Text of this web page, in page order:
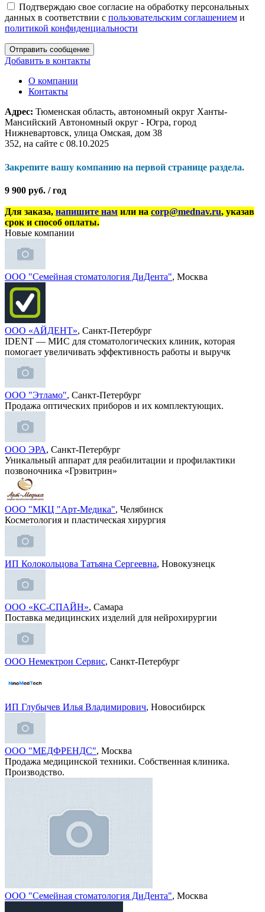
Подтверждаю свое согласие на обработку персональных
данных в соответствии с пользовательским соглашением и
политикой конфиденциальности
Отправить сообщение
Добавить в контакты
О компании
Контакты
Адрес: Тюменская область, автономный округ Ханты-
Мансийский Автономный округ - Югра, город
Нижневартовск, улица Омская, дом 38
352, на сайте с 08.10.2025
Закрепите вашу компанию на первой странице раздела.
9 900 руб. / год
Для заказа, напишите нам или на corp@mednav.ru, указав
срок и способ оплаты.
Новые компании
ООО "Семейная стоматология ДиДента", Москва
ООО «АЙДЕНТ», Санкт-Петербург
IDENT — МИС для стоматологических клиник, которая
помогает увеличивать эффективность работы и выручк
ООО "Этламо", Санкт-Петербург
Продажа оптических приборов и их комплектующих.
ООО ЭРА, Санкт-Петербург
Уникальный аппарат для реабилитации и профилактики
позвоночника «Грэвитрин»
ООО "МКЦ "Арт-Медика", Челябинск
Косметология и пластическая хирургия
ИП Колокольцова Татьяна Сергеевна, Новокузнецк
ООО «КС-СПАЙН», Самара
Поставка медицинских изделий для нейрохирургии
ООО Немектрон Сервис, Санкт-Петербург
ИП Глубычев Илья Владимирович, Новосибирск
ООО "МЕДФРЕНДС", Москва
Продажа медицинской техники. Собственная клиника.
Производство.
ООО "Семейная стоматология ДиДента", Москва